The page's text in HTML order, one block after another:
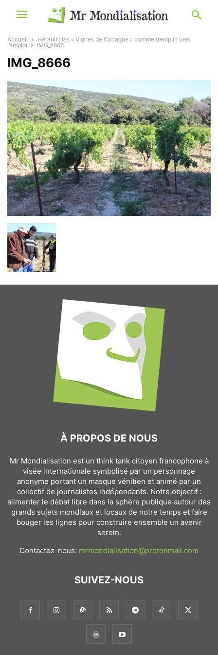
Accueil
Hérault : les « Vignes de Cocagne » comme tremplin vers
l’emploi
IMG_8666
IMG_8666
À PROPOS DE NOUS
Mr Mondialisation est un think tank citoyen francophone à
visée internationale symbolisé par un personnage
anonyme portant un masque vénitien et animé par un
collectif de journalistes indépendants. Notre objectif :
alimenter le débat libre dans la sphère publique autour des
grands sujets mondiaux et locaux de notre temps et faire
bouger les lignes pour construire ensemble un avenir
serein.
Contactez-nous: mrmondialisation@protonmail.com
SUIVEZ-NOUS